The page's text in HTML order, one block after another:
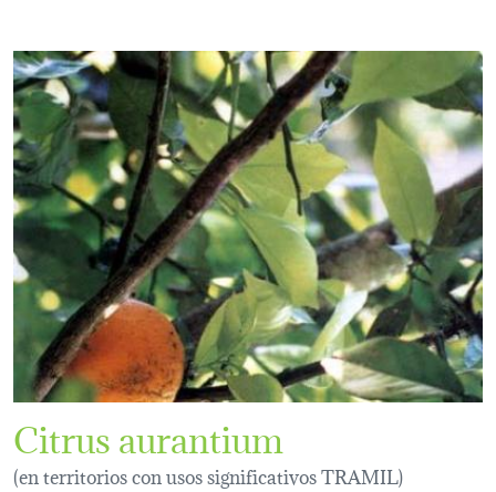
Citrus aurantium
(en territorios con usos significativos TRAMIL)